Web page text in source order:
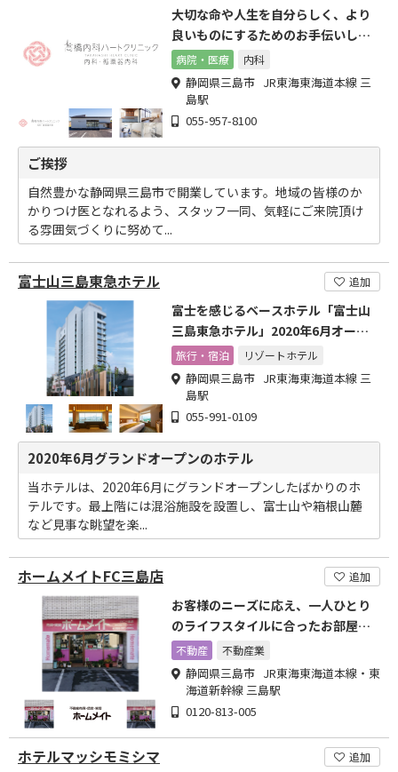
大切な命や人生を自分らしく、より
良いものにするためのお手伝いしま
す病院・医療 内科
静岡県三島市 JR東海東海道本線 三
島駅
055-957-8100
ご挨拶
自然豊かな静岡県三島市で開業しています。地域の皆様のか
かりつけ医となれるよう、スタッフ一同、気軽にご来院頂け
る雰囲気づくりに努めて...
富士山三島東急ホテル 追加
富士を感じるベースホテル「富士山
三島東急ホテル」2020年6月オープ
ン旅行・宿泊 リゾートホテル
静岡県三島市 JR東海東海道本線 三
島駅
055-991-0109
2020年6月グランドオープンのホテル
当ホテルは、2020年6月にグランドオープンしたばかりのホ
テルです。最上階には混浴施設を設置し、富士山や箱根山麓
など見事な眺望を楽...
ホームメイトFC三島店 追加
お客様のニーズに応え、一人ひとり
のライフスタイルに合ったお部屋探
しをお手伝いさせて頂きます!
不動産 不動産業
静岡県三島市 JR東海東海道本線・東
海道新幹線 三島駅
0120-813-005
ホテルマッシモミシマ 追加